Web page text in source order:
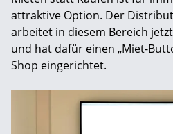
attraktive Option. Der
arbeitet in diesem Bereich
und hat dafür einen „Miet-
Shop eingerichtet.